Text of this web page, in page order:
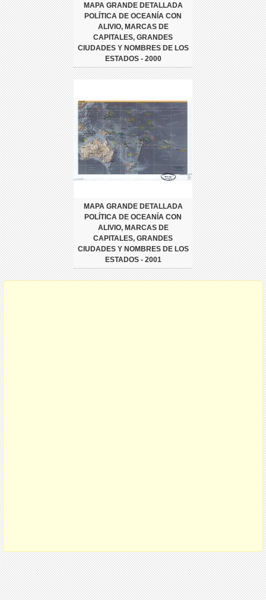
MAPA GRANDE DETALLADA
POLÍTICA DE OCEANÍA CON
ALIVIO, MARCAS DE
CAPITALES, GRANDES
CIUDADES Y NOMBRES DE LOS
ESTADOS - 2000
MAPA GRANDE DETALLADA
POLÍTICA DE OCEANÍA CON
ALIVIO, MARCAS DE
CAPITALES, GRANDES
CIUDADES Y NOMBRES DE LOS
ESTADOS - 2001